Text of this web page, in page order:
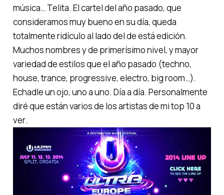
música… Telita. El cartel del año pasado, que
consideramos muy bueno en su día, queda
totalmente ridículo al lado del de está edición.
Muchos nombres y de primerísimo nivel, y mayor
variedad de estilos que el año pasado (techno,
house, trance, progressive, electro, big room…).
Echadle un ojo, uno a uno. Día a día. Personalmente
diré que están varios de los artistas demi top 10 a
ver.